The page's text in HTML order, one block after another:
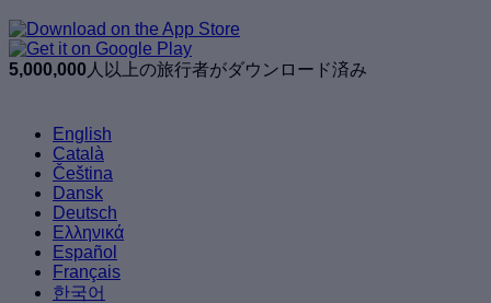
5,000,000 人以上の旅行者がダウンロード済み
English
Català
Čeština
Dansk
Deutsch
Ελληνικά
Español
Français
한국어